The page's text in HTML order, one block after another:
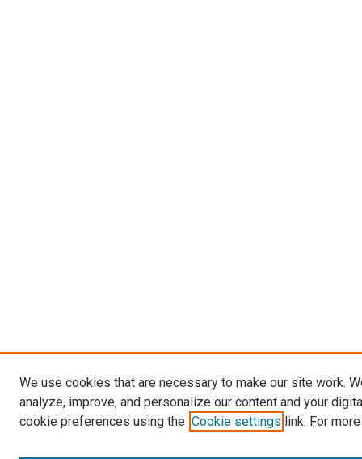
We use cookies that are necessary to make our site work.
analyze, improve, and personalize our content and your
cookie preferences using the Cookie settings link. For